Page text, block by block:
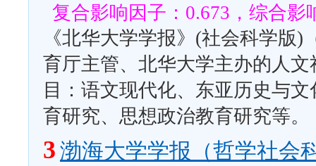
复合影响因子：0.673，综合影
《北华大学学报》(社会科学版
育厅主管、北华大学主办的人
目：语文现代化、东亚历史与
育研究、思想政治教育研究等。
3 渤海大学学报（哲学社会